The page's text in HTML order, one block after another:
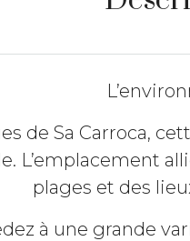
de Sa Carroca,
L’emplacement
plages et des
à une grande